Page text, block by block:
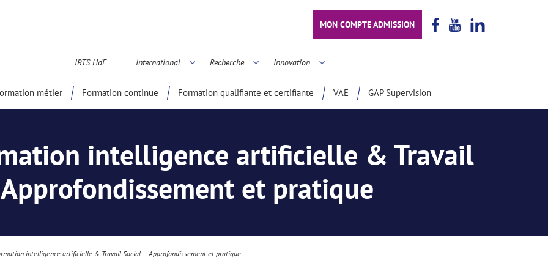
MON COMPTE ADMISSION
IRTS HdF International Recherche Innovation
métier Formation continue Formation qualifiante et certifiante VAE GAP Supervision
intelligence artificielle & Travail
et pratique
intelligence artificielle & Travail Social – Approfondissement et pratique